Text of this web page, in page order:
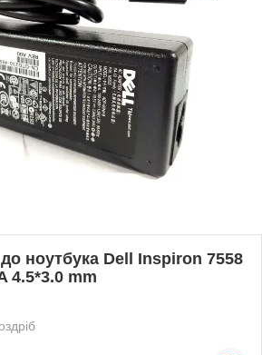
ноутбука Dell Inspiron 7558
4.5*3.0 mm